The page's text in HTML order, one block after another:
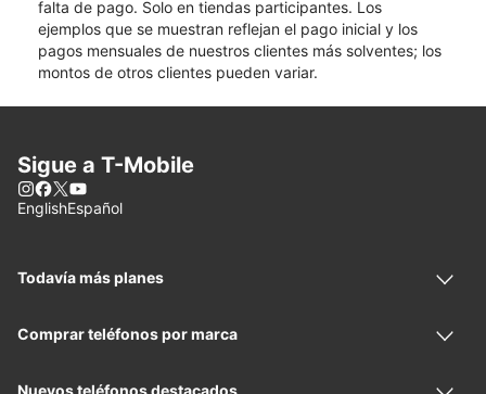
falta de pago. Solo en tiendas participantes. Los
ejemplos que se muestran reflejan el pago inicial y los
pagos mensuales de nuestros clientes más solventes; los
montos de otros clientes pueden variar.